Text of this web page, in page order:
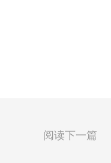
阅读下一篇